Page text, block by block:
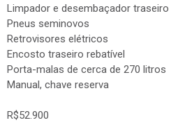
Limpador e desembaçador traseiro
Pneus seminovos
Retrovisores elétricos
Encosto traseiro rebatível
Porta-malas de cerca de 270 litros
Manual, chave reserva
R$52.900